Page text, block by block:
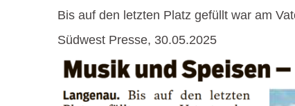
Bis auf den letzten Platz gefüllt war am
Südwest Presse, 30.05.2025